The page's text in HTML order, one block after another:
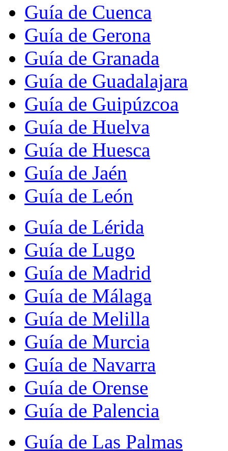
Guía de Cuenca
Guía de Gerona
Guía de Granada
Guía de Guadalajara
Guía de Guipúzcoa
Guía de Huelva
Guía de Huesca
Guía de Jaén
Guía de León
Guía de Lérida
Guía de Lugo
Guía de Madrid
Guía de Málaga
Guía de Melilla
Guía de Murcia
Guía de Navarra
Guía de Orense
Guía de Palencia
Guía de Las Palmas